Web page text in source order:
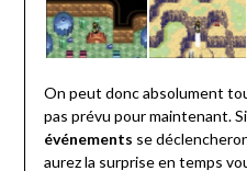
On peut donc absolument
pas prévu pour maintenant.
événements se
aurez la surprise en temps